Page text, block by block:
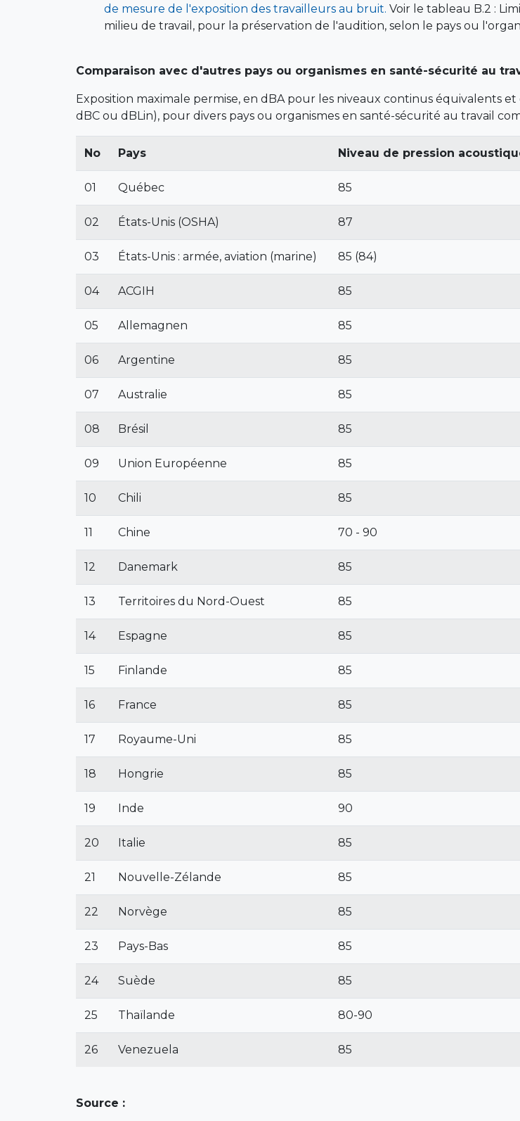
de mesure de l'exposition des travailleurs au bruit. Voir le tableau B.2 :
milieu de travail, pour la préservation de l'audition, selon le pays ou
Comparaison avec d'autres pays ou organismes en santé-sécurité au
Exposition maximale permise, en dBA pour les niveaux continus équivalents
dBC ou dBLin), pour divers pays ou organismes en santé-sécurité au travail
No Pays Niveau de pression
01 Québec 85
02 États-Unis (OSHA) 87
03 États-Unis : armée, aviation (marine) 85 (84)
04 ACGIH 85
05 Allemagnen 85
06 Argentine 85
07 Australie 85
08 Brésil 85
09 Union Européenne 85
10 Chili 85
11 Chine 70 - 90
12 Danemark 85
13 Territoires du Nord-Ouest 85
14 Espagne 85
15 Finlande 85
16 France 85
17 Royaume-Uni 85
18 Hongrie 85
19 Inde 90
20 Italie 85
21 Nouvelle-Zélande 85
22 Norvège 85
23 Pays-Bas 85
24 Suède 85
25 Thaïlande 80-90
26 Venezuela 85
Source :